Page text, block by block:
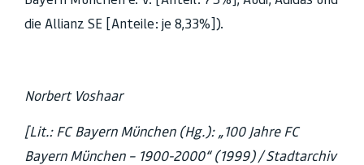
die Allianz SE [Anteile: je 8,33%]).
Norbert Voshaar
[Lit.: FC Bayern München (Hg.): „100 Jahre FC
Bayern München – 1900-2000“ (1999) / Stadtarchiv